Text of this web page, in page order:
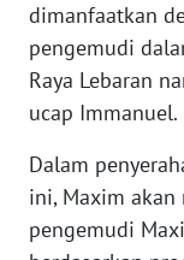
dimanfaatkan
pengemudi
Raya Lebaran
ucap Immanuel.
Dalam
ini, Maxim
pengemudi
WN
NTB
WN
WN
SULBAR